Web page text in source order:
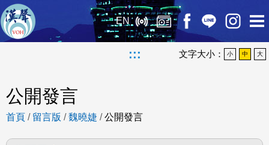
EN
::: 文字大小： 小 中 大
公開發言
首頁 / 留言版 /魏曉婕 /公開發言